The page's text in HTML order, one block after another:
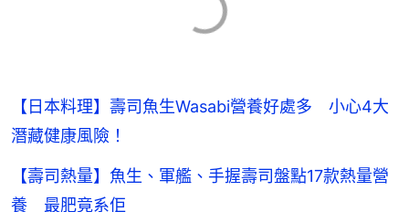
【日本料理】壽司魚生Wasabi營養好處多 小心4大
潛藏健康風險！
【壽司熱量】魚生、軍艦、手握壽司盤點17款熱量營
養 最肥竟系佢